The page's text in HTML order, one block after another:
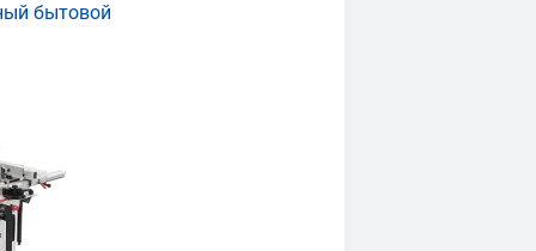
бытовой